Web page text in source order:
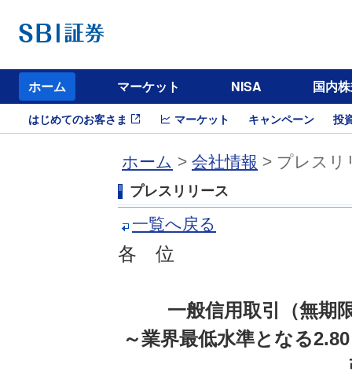
ホーム マーケット NISA 国内
はじめてのお客さま マーケット キャンペーン 投
ホーム > 会社情報 > プレスリ
プレスリリース
一覧へ戻る
各 位
一般信用取引（無期
～業界最低水準となる